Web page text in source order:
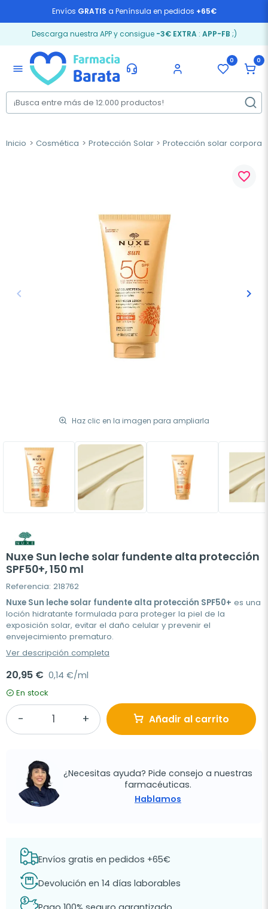
Envíos GRATIS a Península en pedidos +65€
Descarga nuestra APP y consigue -3€ EXTRA: APP-FB ;)
menu
0 0
Inicio Cosmética Protección Solar Protección solar corporal
Anterior
keyboard_arrow_left keyboard_arrow_right
Haz clic en la imagen para ampliarla
favorite_border
Nuxe Sun leche solar fundente alta protección
SPF50+, 150 ml
Referencia: 218762
Nuxe Sun leche solar fundente alta protección SPF50+ es una
loción hidratante formulada para proteger la piel de la
exposición solar, evitar el daño celular y prevenir el
envejecimiento prematuro.
Ver descripción completa
20,95 € 0,14 €/ml
En stock
Añadir al carrito
¿Necesitas ayuda? Pide consejo a nuestras
farmacéuticas.
Hablamos
Envíos gratis en pedidos +65€
Devolución en 14 días laborables